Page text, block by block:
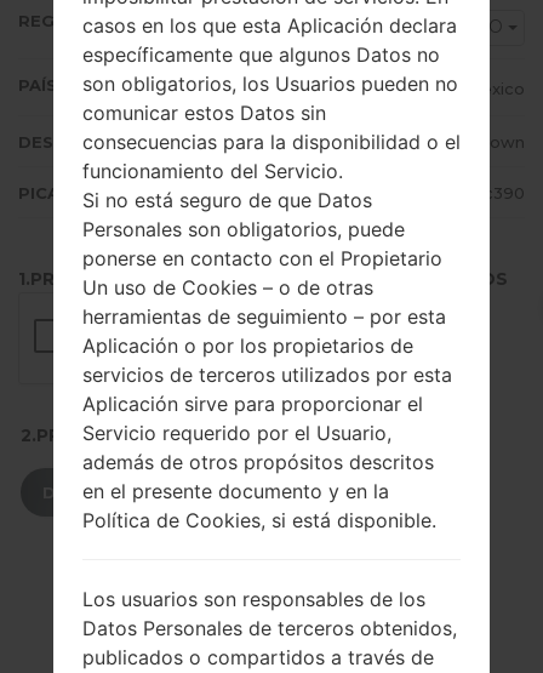
REGIÓN MXO
PAÍS (UN/EL PAÍS) Mexico
DESCRIPCIÓN Unknown
PICADILLO 9aaedc7cd6a04ec6d05bc5881139c390
1.PRESIONE EL BOTÓN PARA CARGAR LOS ARCHIVOS
2.PRESIONE PARA DESCARGAR
DESCARGAR
casos en los que esta Aplicación declara
específicamente que algunos Datos no
son obligatorios, los Usuarios pueden no
comunicar estos Datos sin
consecuencias para la disponibilidad o el
funcionamiento del Servicio.
Si no está seguro de que Datos
Personales son obligatorios, puede
ponerse en contacto con el Propietario
Un uso de Cookies – o de otras
herramientas de seguimiento – por esta
Aplicación o por los propietarios de
servicios de terceros utilizados por esta
Aplicación sirve para proporcionar el
Servicio requerido por el Usuario,
además de otros propósitos descritos
en el presente documento y en la
Política de Cookies, si está disponible.
Los usuarios son responsables de los
Datos Personales de terceros obtenidos,
publicados o compartidos a través de